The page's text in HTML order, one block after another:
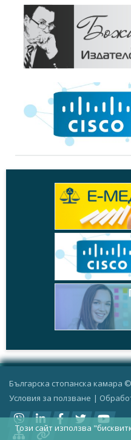
Българска стопанска камара
Условия за ползване |
Този сайт използва